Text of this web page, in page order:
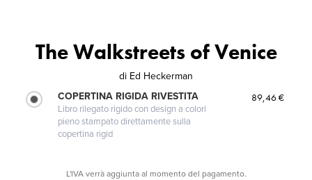
The Walkstreets of Venice
di Ed Heckerman
COPERTINA RIGIDA RIVESTITA
Libro rilegato rigido con design a colori
pieno stampato direttamente sulla
copertina rigid
89,46 €
L'IVA verrà aggiunta al momento del pagamento.